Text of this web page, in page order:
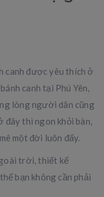
canh được yêu thích ở
canh tại Phú Yên,
lòng người dân cũng
đây thì ngon khỏi bàn,
một đời luôn đấy.
trời, thiết kế
bạn không cần phải